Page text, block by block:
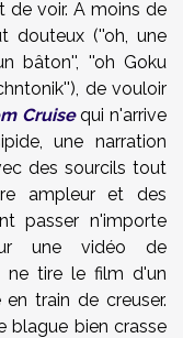
de voir. A moins de
douteux (''oh, une
bâton'', ''oh Goku
de vouloir
Cruisequi n'arrive
une narration
des sourcils tout
ampleur et des
passer n'importe
une vidéo de
ne tire le film d'un
train de creuser.
blague bien crasse